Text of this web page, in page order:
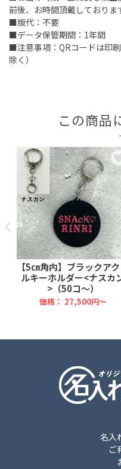
前後、お時間頂戴しておりま
■版代：不要
■データ保管期間：1年間
■注意事項：QRコードは印
除く）
この商品
【5㎝角内】ブラックアク
ルキーホルダー<ナスカ
>（50コ～）
価格： 27,500円～
名入
ご